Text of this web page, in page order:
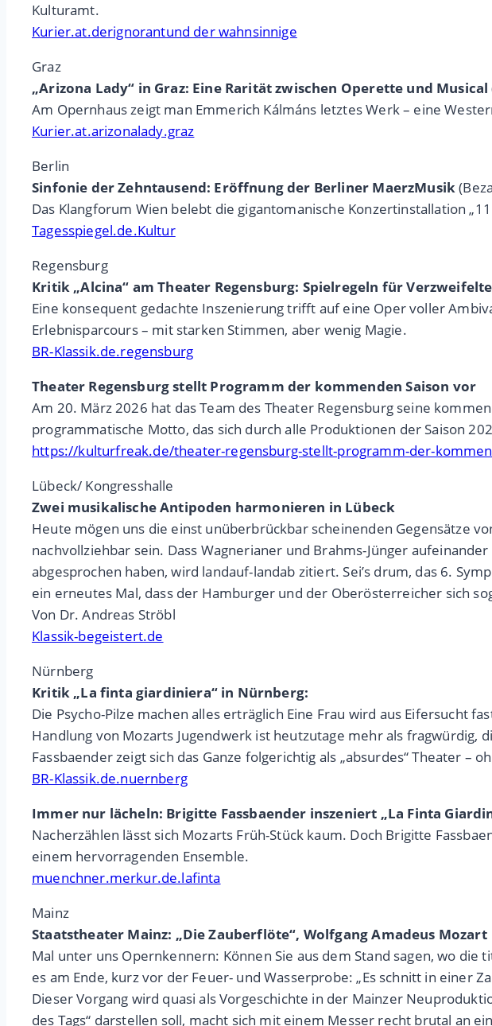
Kulturamt.
Kurier.at.derignorantund der wahnsinnige
Graz
„Arizona Lady“ in Graz: Eine Rarität zwischen Operette und Musical
Am Opernhaus zeigt man Emmerich Kálmáns letztes Werk – eine
Kurier.at.arizonalady.graz
Berlin
Sinfonie der Zehntausend: Eröffnung der Berliner MaerzMusik
Das Klangforum Wien belebt die gigantomanische Konzertinstallation
Tagesspiegel.de.Kultur
Regensburg
Kritik „Alcina“ am Theater Regensburg: Spielregeln für Verzweifelte
Eine konsequent gedachte Inszenierung trifft auf eine Oper voller
Erlebnisparcours – mit starken Stimmen, aber wenig Magie.
BR-Klassik.de.regensburg
Theater Regensburg stellt Programm der kommenden Saison vor
Am 20. März 2026 hat das Team des Theater Regensburg seine
programmatische Motto, das sich durch alle Produktionen der Saison
https://kulturfreak.de/theater-regensburg-stellt-programm-der-
Lübeck/ Kongresshalle
Zwei musikalische Antipoden harmonieren in Lübeck
Heute mögen uns die einst unüberbrückbar scheinenden Gegensätze
nachvollziehbar sein. Dass Wagnerianer und Brahms-Jünger
abgesprochen haben, wird landauf-landab zitiert. Sei’s drum, das 6.
ein erneutes Mal, dass der Hamburger und der Oberösterreicher sich
Von Dr. Andreas Ströbl
Klassik-begeistert.de
Nürnberg
Kritik „La finta giardiniera“ in Nürnberg:
Die Psycho-Pilze machen alles erträglich Eine Frau wird aus Eifersucht
Handlung von Mozarts Jugendwerk ist heutzutage mehr als
Fassbaender zeigt sich das Ganze folgerichtig als „absurdes“ Theater –
BR-Klassik.de.nuernberg
Immer nur lächeln: Brigitte Fassbaender inszeniert „La Finta
Nacherzählen lässt sich Mozarts Früh-Stück kaum. Doch Brigitte
einem hervorragenden Ensemble.
muenchner.merkur.de.lafinta
Mainz
Staatstheater Mainz: „Die Zauberflöte“, Wolfgang Amadeus Mozart
Mal unter uns Opernkennern: Können Sie aus dem Stand sagen, wo
es am Ende, kurz vor der Feuer- und Wasserprobe: „Es schnitt in einer
Dieser Vorgang wird quasi als Vorgeschichte in der Mainzer
des Tags“ darstellen soll, macht sich mit einem Messer recht brutal an